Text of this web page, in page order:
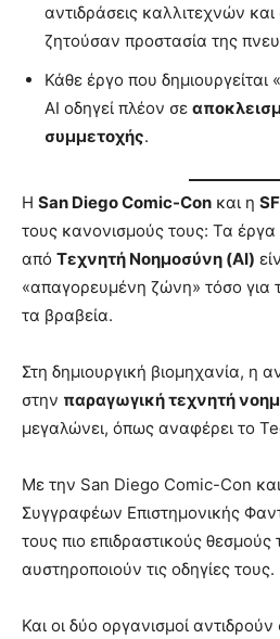
αντιδράσεις καλλιτεχνών
ζητούσαν προστασία της
Κάθε έργο που
AI οδηγεί πλέον σε
συμμετοχής.
Η San Diego Comic-Con και η
τους κανονισμούς τους: Τα έργα
από Τεχνητή Νοημοσύνη (AI)
«απαγορευμένη ζώνη» τόσο για
τα βραβεία.
Στη δημιουργική βιομηχανία, η
στην παραγωγική τεχνητή
μεγαλώνει, όπως αναφέρει το
Με την San Diego Comic-Con
Συγγραφέων Επιστημονικής
τους πιο επιδραστικούς
αυστηροποιούν τις οδηγίες τους.
Και οι δύο οργανισμοί